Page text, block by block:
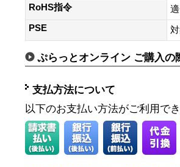
RoHS指令
PSE
ぷらっとオンライン ご購入の
支払方法について
以下のお支払い方法がご利用で